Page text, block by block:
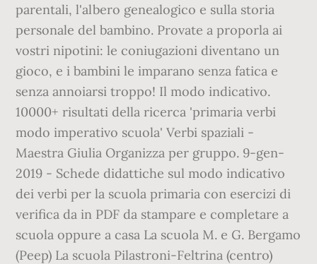
parentali, l'albero genealogico e sulla storia
personale del bambino. Provate a proporla ai
vostri nipotini: le coniugazioni diventano un
gioco, e i bambini le imparano senza fatica e
senza annoiarsi troppo! Il modo indicativo.
10000+ risultati della ricerca 'primaria verbi
modo imperativo scuola' Verbi spaziali -
Maestra Giulia Organizza per gruppo. 9-gen-
2019 - Schede didattiche sul modo indicativo
dei verbi per la scuola primaria con esercizi di
verifica da in PDF da stampare e completare a
scuola oppure a casa La scuola M. e G. Bergamo
(Peep) La scuola Pilastroni-Feltrina (centro)